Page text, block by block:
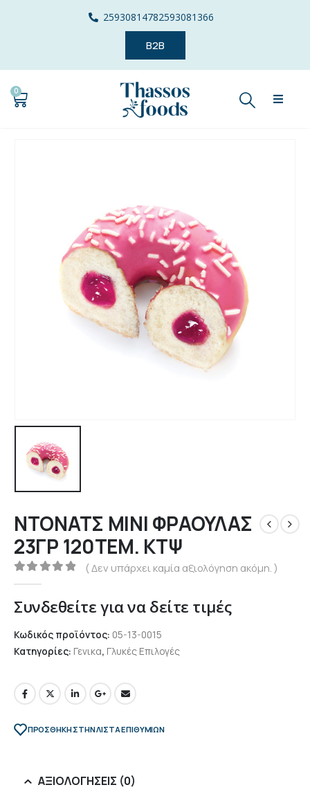
25930814782593081366
B2B
0
ΝΤΟΝΑΤΣ ΜΙΝΙ ΦΡΑΟΥΛΑΣ
23ΓΡ 120ΤΕΜ. ΚΤΨ
0out of 5
( Δεν υπάρχει καμία αξιολόγηση ακόμη. )
Συνδεθείτε για να δείτε τιμές
Κωδικός προϊόντος: 05-13-0015
Κατηγορίες: Γενικα, Γλυκές Επιλογές
ΠΡΌΣΘΉΚΗ ΣΤΗΝ ΛΊΣΤΑ ΕΠΙΘΥΜΙΏΝ
ΑΞΙΟΛΟΓΉΣΕΙΣ (0)